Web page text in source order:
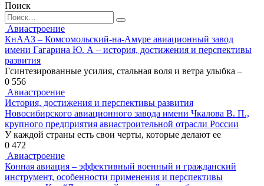
Поиск
Search
for:
Авиастроение
КнААЗ – Комсомольский-на-Амуре авиационный завод
имени Гагарина Ю. А – история, достижения и перспективы
развития
Гсинтезированные усилия, стальная воля и ветра улыбка –
0 556
Авиастроение
История, достижения и перспективы развития
Новосибирского авиационного завода имени Чкалова В. П.,
крупного предприятия авиастроительной отрасли России
У каждой страны есть свои черты, которые делают ее
0 472
Авиастроение
Конная авиация – эффективный военный и гражданский
инструмент, особенности применения и перспективы